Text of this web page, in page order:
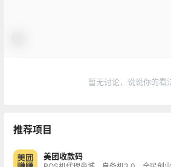
暂无讨论，说说你的看
推荐项目
美团收款码